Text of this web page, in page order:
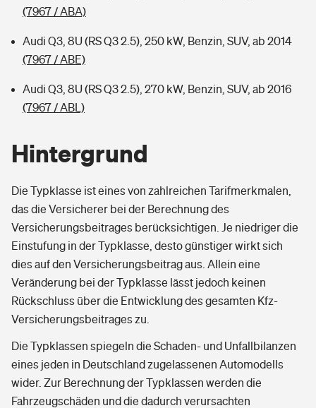
(7967 / ABA)
Audi Q3, 8U (RS Q3 2.5), 250 kW, Benzin, SUV, ab 2014
(7967 / ABE)
Audi Q3, 8U (RS Q3 2.5), 270 kW, Benzin, SUV, ab 2016
(7967 / ABL)
Hintergrund
Die Typklasse ist eines von zahlreichen Tarifmerkmalen,
das die Versicherer bei der Berechnung des
Versicherungsbeitrages berücksichtigen. Je niedriger die
Einstufung in der Typklasse, desto günstiger wirkt sich
dies auf den Versicherungsbeitrag aus. Allein eine
Veränderung bei der Typklasse lässt jedoch keinen
Rückschluss über die Entwicklung des gesamten Kfz-
Versicherungsbeitrages zu.
Die Typklassen spiegeln die Schaden- und Unfallbilanzen
eines jeden in Deutschland zugelassenen Automodells
wider. Zur Berechnung der Typklassen werden die
Fahrzeugschäden und die dadurch verursachten